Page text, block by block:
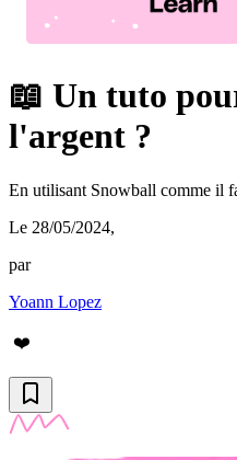
📖 Un tuto
l'argent ?
En utilisant Snowball comme il
Le 28/05/2024,
par
Yoann Lopez
❤️